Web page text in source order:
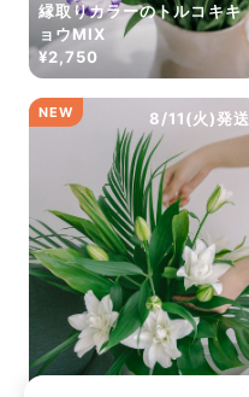
縁取りカラーのトルコキキ
ョウMIX
¥2,750
8/11(火)発送
NEW